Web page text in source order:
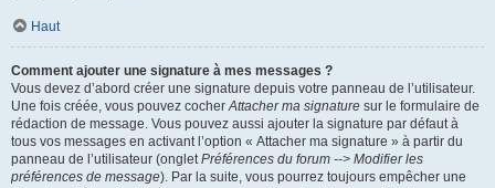
Haut
Comment ajouter une signature à mes messages ?
Vous devez d’abord créer une signature depuis votre panneau de l’utilisateur.
Une fois créée, vous pouvez cocherAttacher ma signature sur le formulaire de
rédaction de message. Vous pouvez aussi ajouter la signature par défaut à
tous vos messages en activant l’option « Attacher ma signature » à partir du
panneau de l’utilisateur (ongletPréférences du forum --> Modifier les
préférences de message). Par la suite, vous pourrez toujours empêcher une